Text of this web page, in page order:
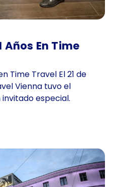
Años En Time
Time Travel El 21 de
Vienna tuvo el
especial.